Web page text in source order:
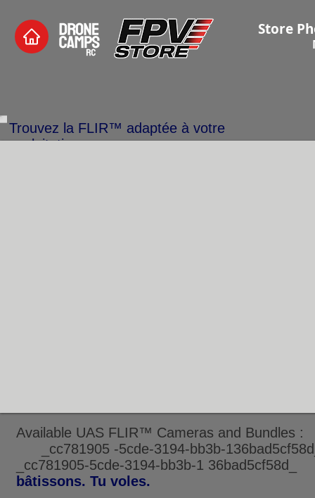
Store
Trouvez la FLIR™ adaptée à votre
exploitation.
Available UAS FLIR™ Cameras and
_cc781905 -5cde-3194-bb3b-
_cc781905-5cde-3194-bb3b-1
bâtissons. Tu voles.